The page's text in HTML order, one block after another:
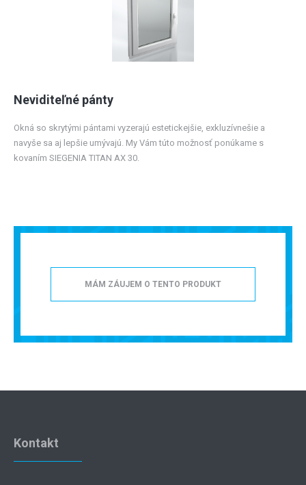
Neviditeľné pánty
Okná so skrytými pántami vyzerajú estetickejšie, exkluzívnešie a
navyše sa aj lepšie umývajú. My Vám túto možnosť ponúkame s
kovaním SIEGENIA TITAN AX 30.
MÁM ZÁUJEM O TENTO PRODUKT
Kontakt